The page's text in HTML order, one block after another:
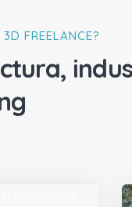
FREELANCE?